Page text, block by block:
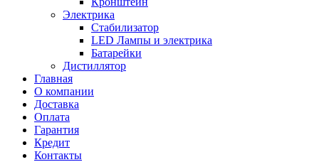
Электрика
Стабилизатор
LED Лампы и электрика
Батарейки
Дистиллятор
Главная
О компании
Доставка
Оплата
Гарантия
Кредит
Контакты